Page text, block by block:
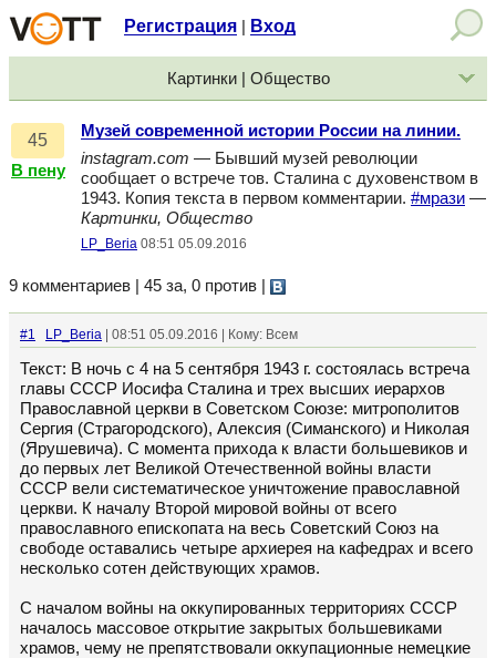
Регистрация Вход
Картинки | Общество
45
В пену
Музей современной истории России на линии.
instagram.com — Бывший музей революции
сообщает о встрече тов. Сталина с духовенством в
1943. Копия текста в первом комментарии. #мрази —
Картинки, Общество
LP_Beria 08:51 05.09.2016
9 комментариев | 45 за, 0 против
#1 LP_Beria | 08:51 05.09.2016 | Кому: Всем
Текст: В ночь с 4 на 5 сентября 1943 г. состоялась встреча
главы СССР Иосифа Сталина и трех высших иерархов
Православной церкви в Советском Союзе: митрополитов
Сергия (Страгородского), Алексия (Симанского) и Николая
(Ярушевича). С момента прихода к власти большевиков и
до первых лет Великой Отечественной войны власти
СССР вели систематическое уничтожение православной
церкви. К началу Второй мировой войны от всего
православного епископата на весь Советский Союз на
свободе оставались четыре архиерея на кафедрах и всего
несколько сотен действующих храмов.
С началом войны на оккупированных территориях СССР
началось массовое открытие закрытых большевиками
храмов, чему не препятствовали оккупационные немецкие